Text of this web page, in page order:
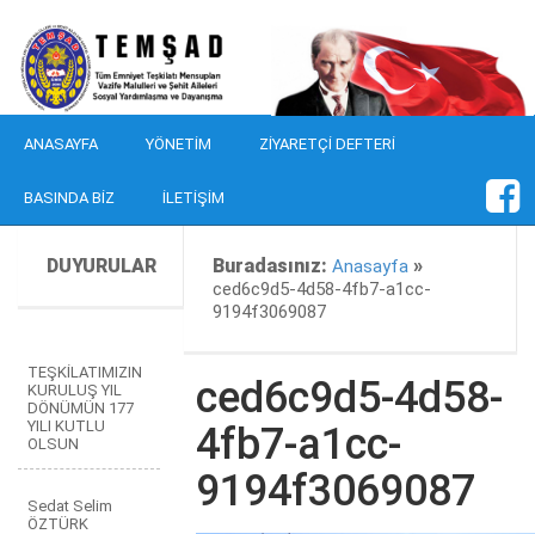
ANASAYFA YÖNETIM ZIYARETÇI DEFTERI
BASINDA BIZ İLETIŞIM
DUYURULAR Buradasınız:Anasayfa »
ced6c9d5-4d58-4fb7-a1cc-
9194f3069087
TEŞKİLATIMIZIN
KURULUŞ YIL
DÖNÜMÜN 177
YILI KUTLU
OLSUN
Sedat Selim
ÖZTÜRK
ced6c9d5-4d58-
4fb7-a1cc-
9194f3069087